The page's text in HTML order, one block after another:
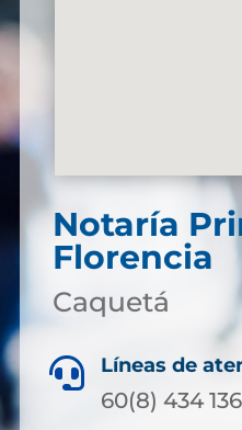
Notaría
Florencia
Caquetá
 Líneas de
60(8) 434